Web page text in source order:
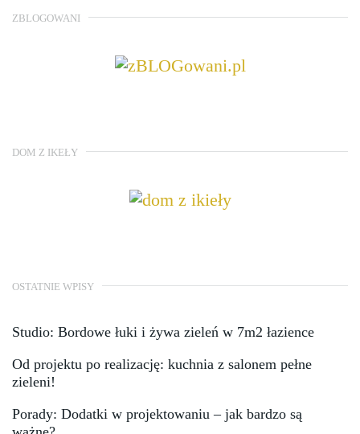
ZBLOGOWANI
DOM Z IKEŁY
OSTATNIE WPISY
Studio: Bordowe łuki i żywa zieleń w 7m2 łazience
Od projektu po realizację: kuchnia z salonem pełne
zieleni!
Porady: Dodatki w projektowaniu – jak bardzo są